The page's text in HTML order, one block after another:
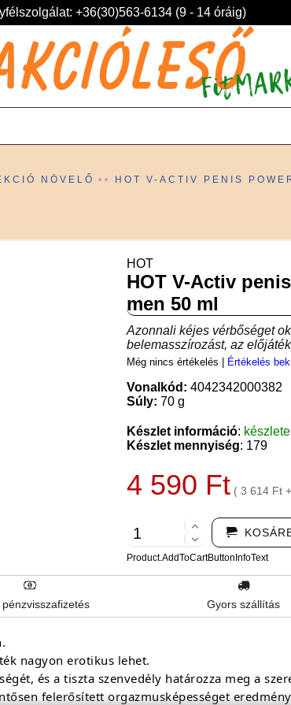
+36(30)563-6134 (9 - 14 óráig)
NÖVELŐ HOT V-ACTIV PENIS
HOT
HOT V-Activ
men 50 ml
Azonnali kéjes vérbőséget
belemasszírozást, az
Még nincs értékelés Értékelés
Vonalkód: 4042342000382
Súly: 70 g
Készlet információ:
Készlet mennyiség: 179
4 590 Ft ( 3 614 Ft
Product.AddToCartButtonInfoText
pénzvisszafizetés Gyors szállítás
nagyon erotikus lehet.
és a tiszta szenvedély határozza meg a
felerősített orgazmusképességet